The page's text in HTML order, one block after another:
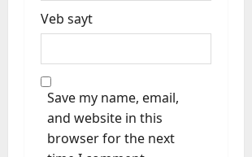
Veb sayt
Save my name, email,
and website in this
browser for the next